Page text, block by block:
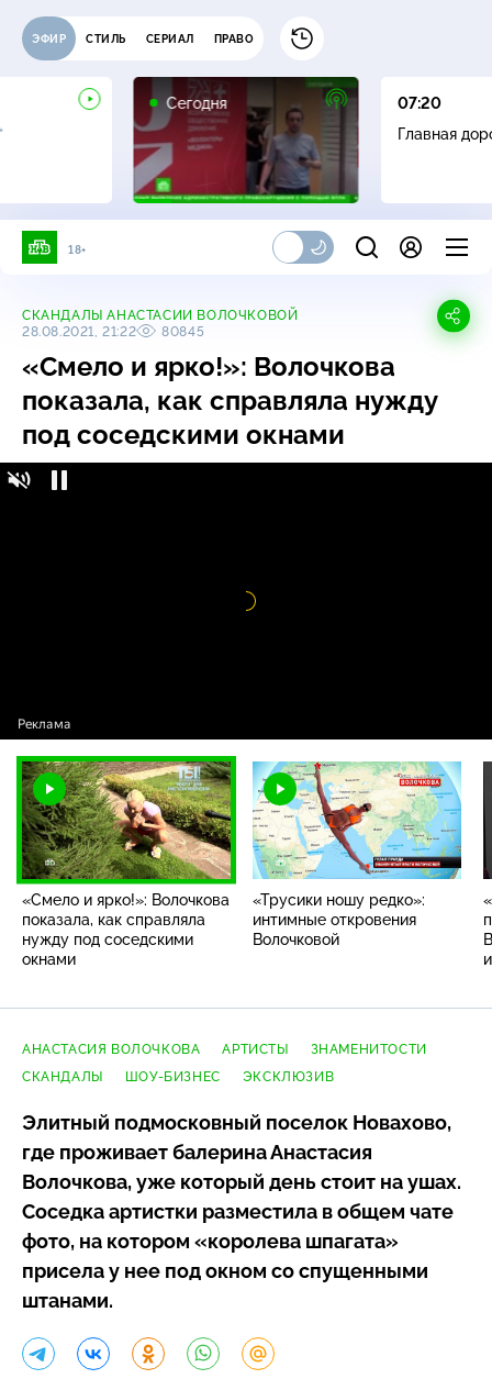
ЭФИР СТИЛЬ СЕРИАЛ ПРАВО
Сегодня
07:20
Главная
18+
СКАНДАЛЫ АНАСТАСИИ ВОЛОЧКОВОЙ
28.08.2021, 21:22
80845
«Смело и ярко!»: Волочкова
показала, как справляла нужду
под соседскими окнами
Видео
«Смело и ярко!»: Волочкова
показала, как справляла
нужду под соседскими
окнами
«Трусики ношу редко»:
интимные откровения
Волочковой
АНАСТАСИЯ ВОЛОЧКОВА АРТИСТЫ
ЗНАМЕНИТОСТИ
СКАНДАЛЫ
ШОУ-БИЗНЕС ЭКСКЛЮЗИВ
Элитный подмосковный поселок Новахово,
где проживает балерина Анастасия
Волочкова, уже который день стоит на ушах.
Соседка артистки разместила в общем чате
фото, на котором «королева шпагата»
присела у нее под окном со спущенными
штанами.